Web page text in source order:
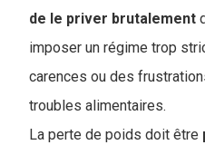
de le priver brutalement
imposer un régime trop
carences ou des
troubles alimentaires.
La perte de poids doit être